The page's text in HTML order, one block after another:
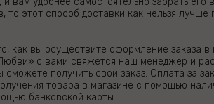
то этот способ доставки как нельзя лучше
как вы осуществите оформление заказа в
с вами свяжется наш менеджер и
сможете получить свой заказ. Оплата за
товара в магазине с помощью
банковской карты.